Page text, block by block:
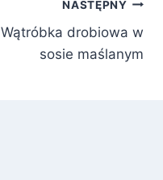
NASTĘPNY
Wątróbka drobiowa w
sosie maślanym